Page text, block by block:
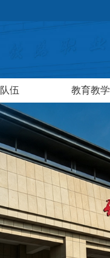
伍 教育教学